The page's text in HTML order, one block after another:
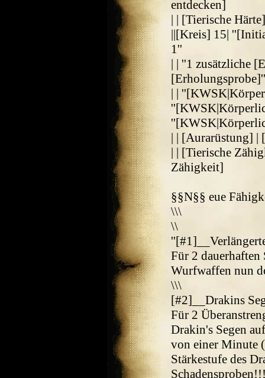
entdecken]
| | [Tierische
||[Kreis] 15|
1''
| | ''1 zusätzliche
| |
| | [Aurarüstung] |
| | [Tierische
Zähigkeit]
§§N§§ eue
\\\
\\
Für 2 dauerhaften
Wurfwaffen nun
\\\
[#2]__Drakins
Für 2
Drakin's Segen
von einer Minute
Stärkestufe des